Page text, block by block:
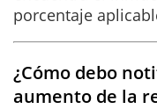
porcentaje
¿Cómo debo
aumento de la